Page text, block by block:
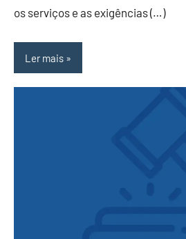
os serviços e as exigências (…)
Ler mais